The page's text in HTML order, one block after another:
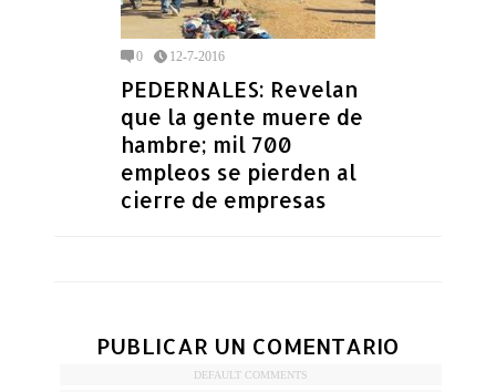
0 12-7-2016
PEDERNALES: Revelan
que la gente muere de
hambre; mil 700
empleos se pierden al
cierre de empresas
PUBLICAR UN COMENTARIO
DEFAULT COMMENTS